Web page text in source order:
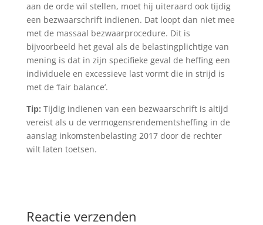
aan de orde wil stellen, moet hij uiteraard ook tijdig
een bezwaarschrift indienen. Dat loopt dan niet mee
met de massaal bezwaarprocedure. Dit is
bijvoorbeeld het geval als de belastingplichtige van
mening is dat in zijn specifieke geval de heffing een
individuele en excessieve last vormt die in strijd is
met de ‘fair balance’.
Tip: Tijdig indienen van een bezwaarschrift is altijd
vereist als u de vermogensrendementsheffing in de
aanslag inkomstenbelasting 2017 door de rechter
wilt laten toetsen.
Reactie verzenden